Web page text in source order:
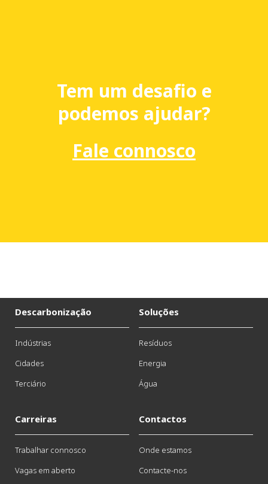
Tem um desafio e
podemos ajudar?
Fale connosco
Descarbonização
Indústrias
Cidades
Terciário
Soluções
Resíduos
Energia
Água
Carreiras
Trabalhar connosco
Vagas em aberto
Contactos
Onde estamos
Contacte-nos